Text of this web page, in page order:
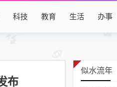
科技 教育 生活 办事
布
似水流年